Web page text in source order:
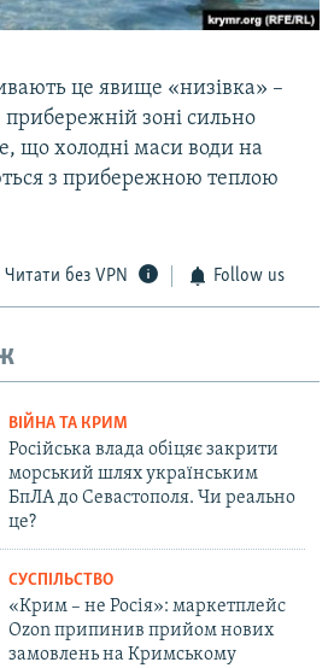
це явище «низівка» –
зоні сильно
що холодні маси води на
з прибережною теплою
Читати без VPN Follow us
ВІЙНА ТА КРИМ
Російська влада обіцяє закрити
морський шлях українським
БпЛА до Севастополя. Чи реально
це?
СУСПІЛЬСТВО
«Крим – не Росія»: маркетплейс
Ozon припинив прийом нових
замовлень на Кримському